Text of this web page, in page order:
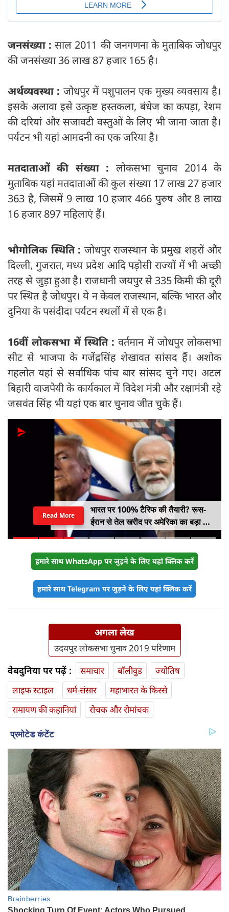
जनसंख्‍या :साल 2011 की जनगणना के मुताबिक जोधपुर
की जनसंख्‍या 36 लाख 87 हजार 165 है।
अर्थव्यवस्था : जोधपुर में पशुपालन एक मुख्‍य व्‍यवसाय है।
इसके अलावा इसे उत्कृष्ट हस्तकला, बंधेज का कपड़ा, रेशम
की दरियां और सजावटी वस्तुओं के लिए भी जाना जाता है।
पर्यटन भी यहां आमदनी का एक जरिया है।
मतदाताओं की संख्‍या : लोकसभा चुनाव 2014 के
मुताबिक यहां मतदाताओं की कुल संख्‍या 17 लाख 27 हजार
363 है, जिसमें 9 लाख 10 हजार 466 पुरुष और 8 लाख
16 हजार 897 महि‍लाएं हैं।
भौगोलिक स्थिति : जोधपुर राजस्थान के प्रमुख शहरों और
दिल्ली, गुजरात, मध्य प्रदेश आदि पड़ोसी राज्यों में भी अच्छी
तरह से जुड़ा हुआ है। राजधानी जयपुर से 335 किमी की दूरी
पर स्थित है जोधपुर। ये न केवल राजस्थान, बल्कि भारत और
दुनिया के पसंदीदा पर्यटन स्थलों में से एक है।
16वीं लोकसभा में स्थिति :वर्तमान में जोधपुर लोकसभा
सीट से भाजपा के गजेंद्रसिंह शेखावत सांसद हैं। अशोक
गहलोत यहां से सर्वाधिक पांच बार सांसद चुने गए। अटल
बिहारी वाजपेयी के कार्यकाल में विदेश मंत्री और रक्षामंत्री रहे
जसवंत सिंह भी यहां एक बार चुनाव जीत चुके हैं।
भारत पर 100% टैरिफ की तैयारी? रूस-
ईरान से तेल खरीद पर अमेरिका का बड़ा वार,
सीनेट में बिल पास
Read More
हमारे साथ WhatsApp पर जुड़ने के लिए यहां क्लिक करें
हमारे साथ Telegram पर जुड़ने के लिए यहां क्लिक करें
अगला लेख
उदयपुर लोकसभा चुनाव 2019 परिणाम
वेबदुनिया पर पढ़ें : समाचार बॉलीवुड
ज्योतिष
लाइफ स्‍टाइल
धर्म-संसार
महाभारत के किस्से
रामायण की कहानियां
रोचक और रोमांचक